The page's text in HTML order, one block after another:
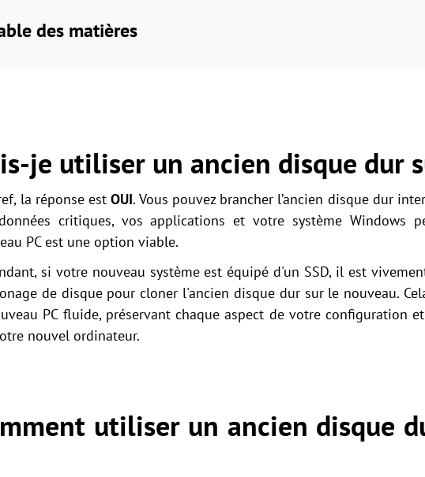
des matières
je utiliser un ancien disque dur
la réponse estOUI. Vous pouvez brancher l’ancien disque dur
critiques, vos applications et votre système Windows
PC est une option viable.
si votre nouveau système est équipé d'un SSD, il est
de disque pour cloner l'ancien disque dur sur le nouveau.
PC fluide, préservant chaque aspect de votre configuration
nouvel ordinateur.
utiliser un ancien disque